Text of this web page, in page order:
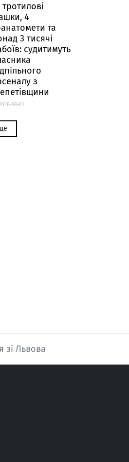
тротилові
4
та
3 тисячі
судитимуть
з
08-01
зі Львова